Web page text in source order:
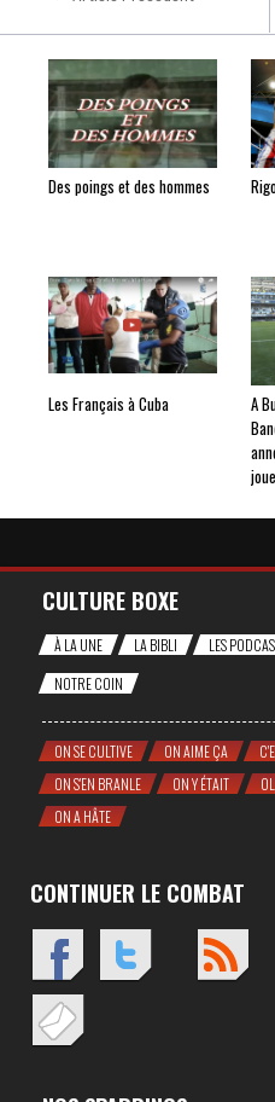
Des poings et des hommes
Les Français à Cuba
A
CULTURE BOXE
À LA UNE LA BIBLI
LES
NOTRE COIN
ON SE CULTIVE ON AIME ÇA
ON S'EN BRANLE
ON Y ÉTAIT
ON A HÂTE
CONTINUER LE COMBAT